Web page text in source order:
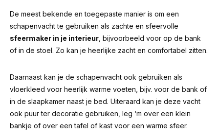
De meest bekende en toegepaste manier is om een
schapenvacht te gebruiken als zachte en sfeervolle
sfeermaker in je interieur , bijvoorbeeld voor op de bank
of in de stoel. Zo kan je heerlijke zacht en comfortabel zitten.
Daarnaast kan je de schapenvacht ook gebruiken als
vloerkleed voor heerlijk warme voeten, bijv. voor de bank of
in de slaapkamer naast je bed. Uiteraard kan je deze vacht
ook puur ter decoratie gebruiken, leg ‘m over een klein
bankje of over een tafel of kast voor een warme sfeer.